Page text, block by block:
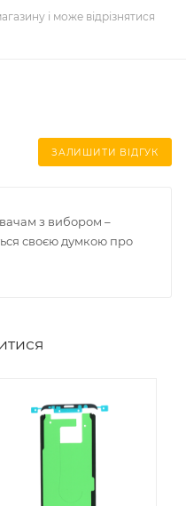
і може відрізнятися
ЗАЛИШИТИ ВІДГУК
з вибором –
своєю думкою про